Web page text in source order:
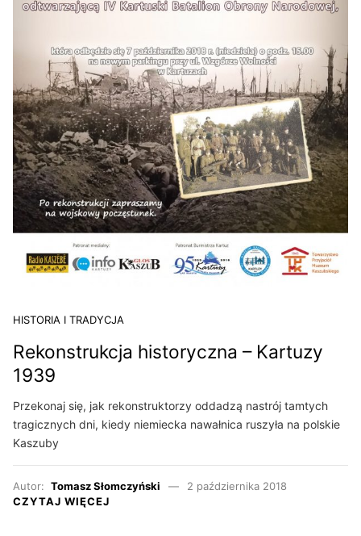
HISTORIA I TRADYCJA
Rekonstrukcja historyczna – Kartuzy
1939
Przekonaj się, jak rekonstruktorzy oddadzą nastrój tamtych
tragicznych dni, kiedy niemiecka nawałnica ruszyła na polskie
Kaszuby
Autor: Tomasz Słomczyński
2 października 2018
CZYTAJ WIĘCEJ